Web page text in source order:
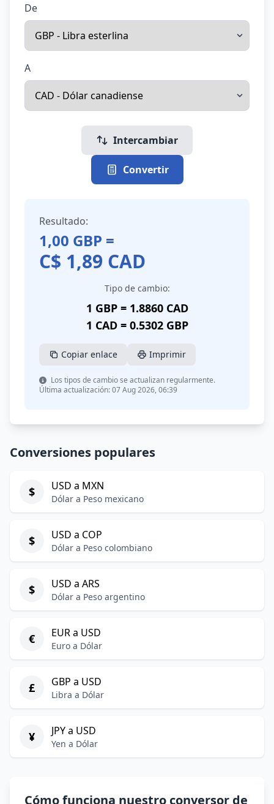
De
A
Intercambiar
Convertir
Resultado:
1,00 GBP =
C$ 1,89 CAD
Tipo de cambio:
1 GBP = 1.8860 CAD
1 CAD = 0.5302 GBP
Copiar enlace Imprimir
Los tipos de cambio se actualizan regularmente.
Última actualización: 07 Aug 2026, 06:39
Conversiones populares
$ USD a MXN
Dólar a Peso mexicano
$ USD a COP
Dólar a Peso colombiano
$ USD a ARS
Dólar a Peso argentino
€ EUR a USD
Euro a Dólar
£ GBP a USD
Libra a Dólar
¥ JPY a USD
Yen a Dólar
Cómo funciona nuestro conversor de